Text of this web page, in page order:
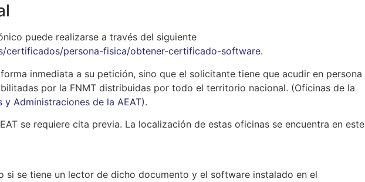
puede realizarse a través del siguiente
certificados/persona-fisica/obtener-certificado-software.
inmediata a su petición, sino que el solicitante tiene que acudir en persona
por la FNMT distribuidas por todo el territorio nacional. (Oficinas de la
y Administraciones de la AEAT).
se requiere cita previa. La localización de estas oficinas se encuentra en este
si se tiene un lector de dicho documento y el software instalado en el